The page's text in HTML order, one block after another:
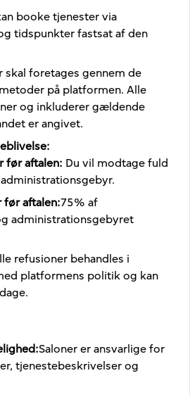
booke tjenester via
tidspunkter fastsat af den
skal foretages gennem de
på platformen. Alle
og inkluderer gældende
er angivet.
:
før aftalen: Du vil modtage fuld
før aftalen:75% af
administrationsgebyret
refusioner behandles i
platformens politik og kan
:Saloner er ansvarlige for
tjenestebeskrivelser og